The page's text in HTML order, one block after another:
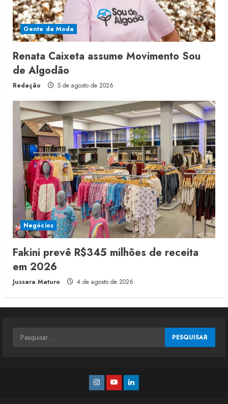
Gente da Moda
Renata Caixeta assume Movimento Sou
de Algodão
Redação 5 de agosto de 2026
Negócios
Fakini prevê R$345 milhões de receita
em 2026
Jussara Maturo 4 de agosto de 2026
Pesquisar
Instagram
YoutubeLinkedin